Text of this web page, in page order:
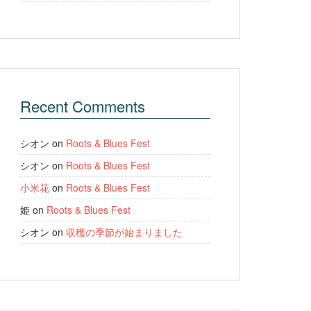
Recent Comments
シオン on Roots & Blues Fest
シオン on Roots & Blues Fest
小米花 on Roots & Blues Fest
姫 on Roots & Blues Fest
シオン on 収穫の季節が始まりました